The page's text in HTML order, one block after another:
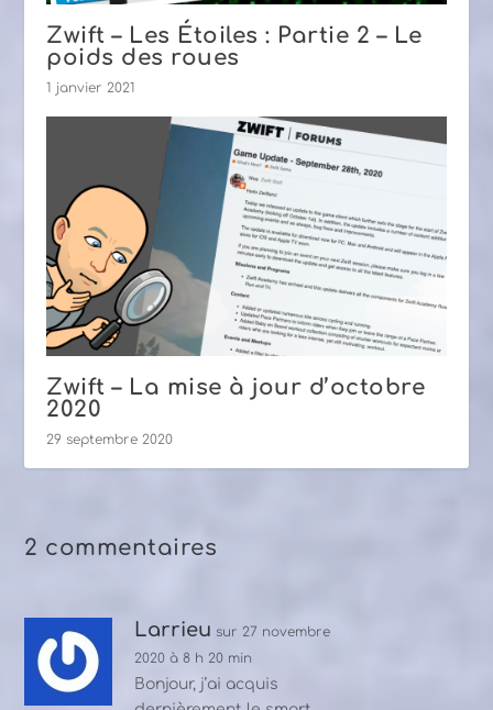
Zwift – Les Étoiles : Partie 2 – Le
poids des roues
1 janvier 2021
Zwift – La mise à jour d’octobre
2020
29 septembre 2020
2 commentaires
Larrieu sur 27 novembre
2020 à 8 h 20 min
Bonjour, j’ai acquis